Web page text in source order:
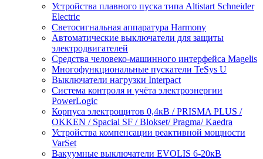
Устройства плавного пуска типа Altistart Schneider
Electric
Светосигнальная аппаратура Harmony
Автоматические выключатели для защиты
электродвигателей
Средства человеко-машинного интерфейса Magelis
Многофункциональные пускатели TeSys U
Выключатели нагрузки Interpact
Система контроля и учёта электроэнергии
PowerLogic
Корпуса электрощитов 0,4кВ / PRISMA PLUS /
OKKEN / Spacial SF / Blokset/ Pragma/ Kaedra
Устройства компенсации реактивной мощности
VarSet
Вакуумные выключатели EVOLIS 6-20кВ